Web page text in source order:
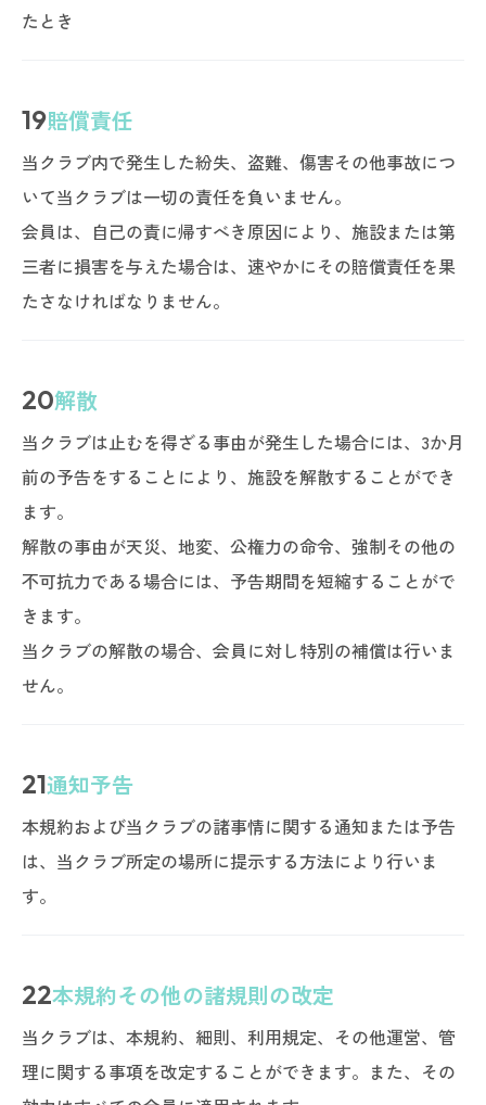
たとき
19賠償責任
当クラブ内で発生した紛失、盗難、傷害その他事故につ
いて当クラブは一切の責任を負いません。
会員は、自己の責に帰すべき原因により、施設または第
三者に損害を与えた場合は、速やかにその賠償責任を果
たさなければなりません。
20解散
当クラブは止むを得ざる事由が発生した場合には、3か月
前の予告をすることにより、施設を解散することができ
ます。
解散の事由が天災、地変、公権力の命令、強制その他の
不可抗力である場合には、予告期間を短縮することがで
きます。
当クラブの解散の場合、会員に対し特別の補償は行いま
せん。
21通知予告
本規約および当クラブの諸事情に関する通知または予告
は、当クラブ所定の場所に提示する方法により行いま
す。
22本規約その他の諸規則の改定
当クラブは、本規約、細則、利用規定、その他運営、管
理に関する事項を改定することができます。また、その